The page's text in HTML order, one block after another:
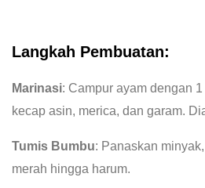
Langkah Pembuatan:
Marinasi: Campur ayam dengan
kecap asin, merica, dan garam.
Tumis Bumbu: Panaskan
merah hingga harum.